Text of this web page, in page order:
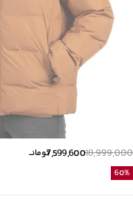
18,999,000
7,599,600تومانــ
60%